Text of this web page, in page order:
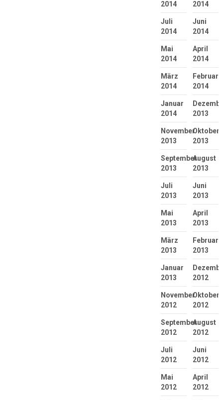
2014
2014
Juli
2014
Juni
2014
Mai
2014
April
2014
März
2014
Februar
2014
Januar
2014
2013
November
2013
Oktober
2013
September
2013
August
2013
Juli
2013
Juni
2013
Mai
2013
April
2013
März
2013
Februar
2013
Januar
2013
2012
November
2012
Oktober
2012
September
2012
August
2012
Juli
2012
Juni
2012
Mai
2012
April
2012